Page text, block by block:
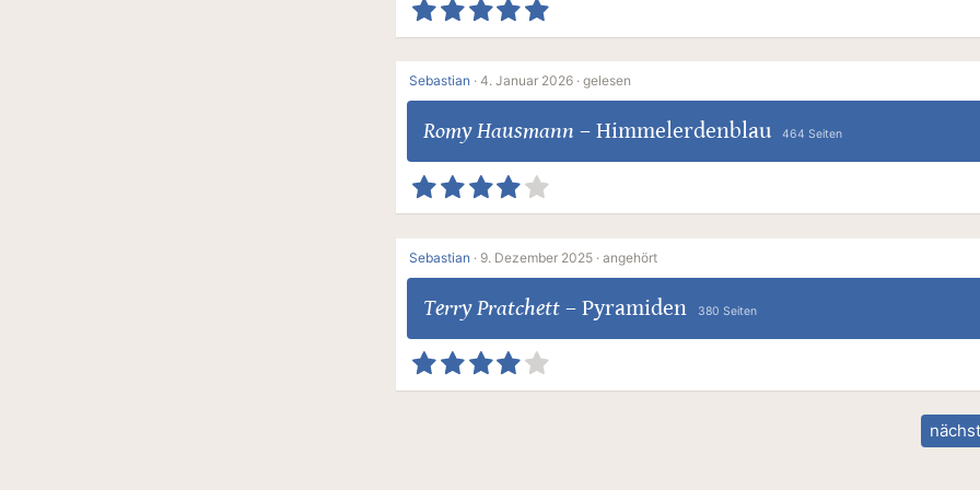
Sebastian · 4. Januar 2026 · gelesen
Romy Hausmann – Himmelerdenblau 464 Seiten
Sebastian · 9. Dezember 2025 · angehört
Terry Pratchett– Pyramiden 380 Seiten